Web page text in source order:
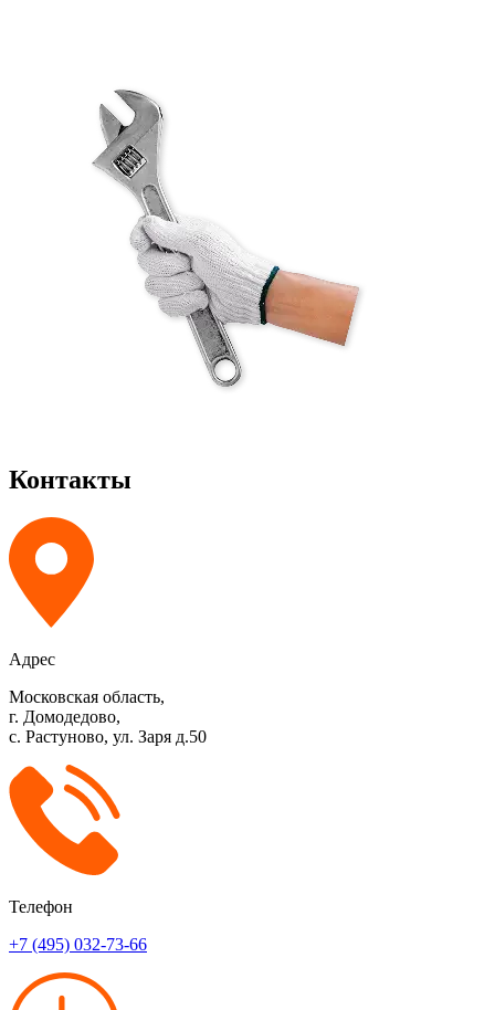
Контакты
Адрес
Московская область,
г. Домодедово,
с. Растуново, ул. Заря д.50
Телефон
+7 (495) 032-73-66